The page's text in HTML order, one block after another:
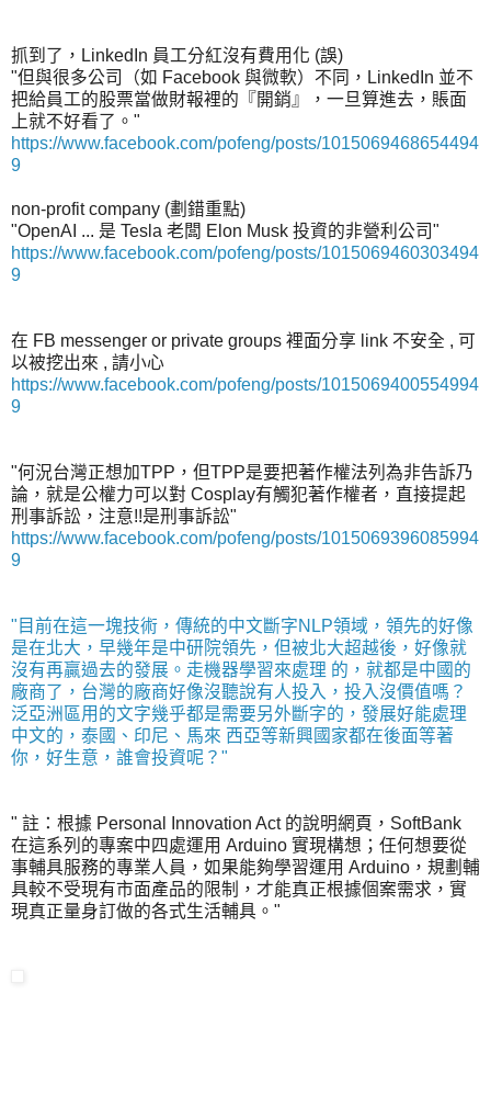
抓到了，LinkedIn 員工分紅沒有費用化 (誤)
"但與很多公司（如 Facebook 與微軟）不同，LinkedIn 並不
把給員工的股票當做財報裡的『開銷』，一旦算進去，賬面
上就不好看了。"
https://www.facebook.com/pofeng/posts/1015069468654494
9
non-profit company (劃錯重點)
"OpenAI ... 是 Tesla 老闆 Elon Musk 投資的非營利公司"
https://www.facebook.com/pofeng/posts/1015069460303494
9
在 FB messenger or private groups 裡面分享 link 不安全 , 可
以被挖出來 , 請小心
https://www.facebook.com/pofeng/posts/1015069400554994
9
"何況台灣正想加TPP，但TPP是要把著作權法列為非告訴乃
論，就是公權力可以對 Cosplay有觸犯著作權者，直接提起
刑事訴訟，注意!!是刑事訴訟"
https://www.facebook.com/pofeng/posts/1015069396085994
9
"目前在這一塊技術，傳統的中文斷字NLP領域，領先的好像
是在北大，早幾年是中研院領先，但被北大超越後，好像就
沒有再贏過去的發展。走機器學習來處理 的，就都是中國的
廠商了，台灣的廠商好像沒聽說有人投入，投入沒價值嗎？
泛亞洲區用的文字幾乎都是需要另外斷字的，發展好能處理
中文的，泰國、印尼、馬來 西亞等新興國家都在後面等著
你，好生意，誰會投資呢？"
" 註：根據 Personal Innovation Act 的說明網頁，SoftBank
在這系列的專案中四處運用 Arduino 實現構想；任何想要從
事輔具服務的專業人員，如果能夠學習運用 Arduino，規劃輔
具較不受現有市面產品的限制，才能真正根據個案需求，實
現真正量身訂做的各式生活輔具。"